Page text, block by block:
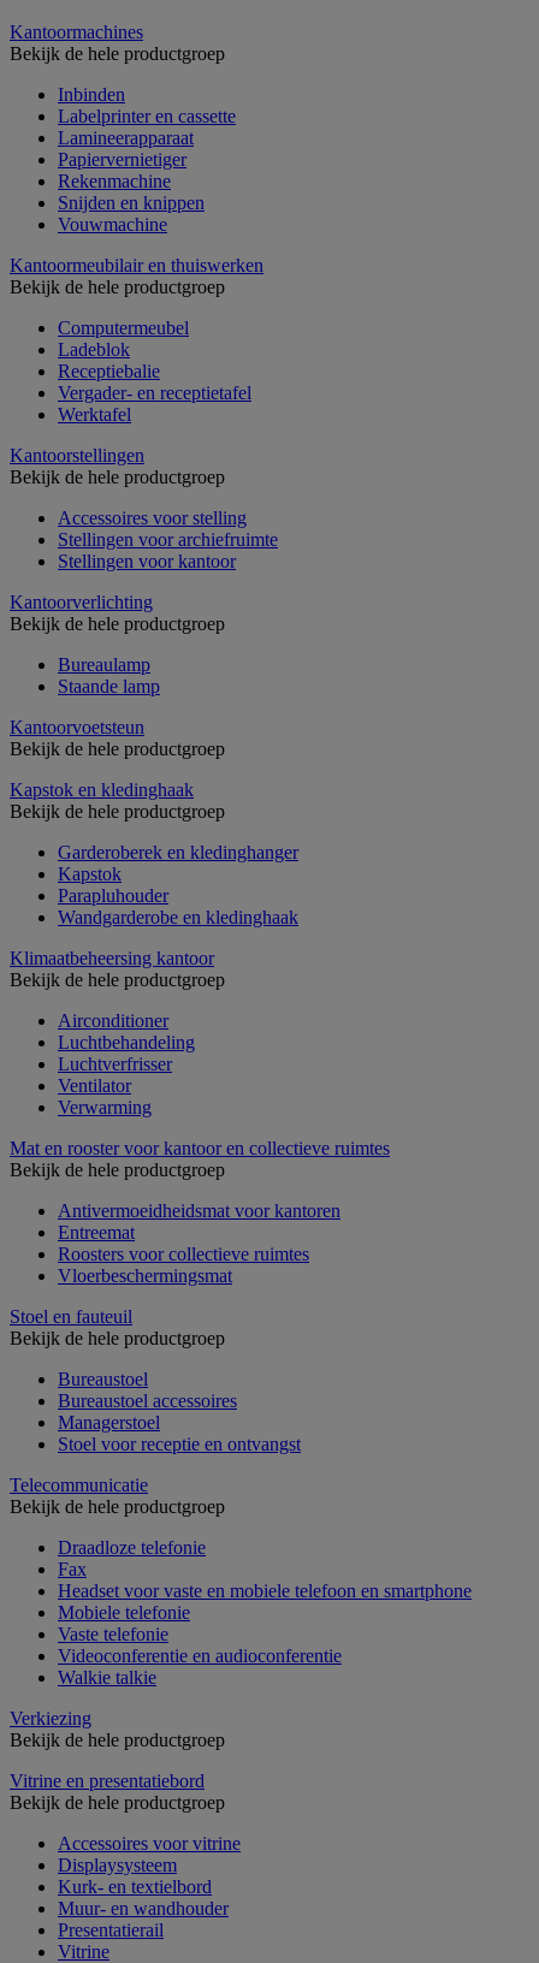
Kantoormachines
Bekijk de hele productgroep
Inbinden
Labelprinter en cassette
Lamineerapparaat
Papiervernietiger
Rekenmachine
Snijden en knippen
Vouwmachine
Kantoormeubilair en thuiswerken
Bekijk de hele productgroep
Computermeubel
Ladeblok
Receptiebalie
Vergader- en receptietafel
Werktafel
Kantoorstellingen
Bekijk de hele productgroep
Accessoires voor stelling
Stellingen voor archiefruimte
Stellingen voor kantoor
Kantoorverlichting
Bekijk de hele productgroep
Bureaulamp
Staande lamp
Kantoorvoetsteun
Bekijk de hele productgroep
Kapstok en kledinghaak
Bekijk de hele productgroep
Garderoberek en kledinghanger
Kapstok
Parapluhouder
Wandgarderobe en kledinghaak
Klimaatbeheersing kantoor
Bekijk de hele productgroep
Airconditioner
Luchtbehandeling
Luchtverfrisser
Ventilator
Verwarming
Mat en rooster voor kantoor en collectieve ruimtes
Bekijk de hele productgroep
Antivermoeidheidsmat voor kantoren
Entreemat
Roosters voor collectieve ruimtes
Vloerbeschermingsmat
Stoel en fauteuil
Bekijk de hele productgroep
Bureaustoel
Bureaustoel accessoires
Managerstoel
Stoel voor receptie en ontvangst
Telecommunicatie
Bekijk de hele productgroep
Draadloze telefonie
Fax
Headset voor vaste en mobiele telefoon en smartphone
Mobiele telefonie
Vaste telefonie
Videoconferentie en audioconferentie
Walkie talkie
Verkiezing
Bekijk de hele productgroep
Vitrine en presentatiebord
Bekijk de hele productgroep
Accessoires voor vitrine
Displaysysteem
Kurk- en textielbord
Muur- en wandhouder
Presentatierail
Vitrine